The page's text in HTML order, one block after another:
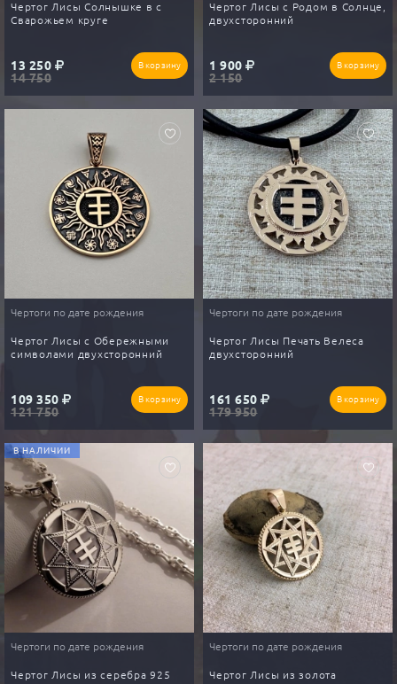
Чертог Лисы Солнышке в с
Сварожьем круге
13 250
14 750
В корзину
Чертог Лисы с Родом в Солнце,
двухсторонний
1 900
2 150
В корзину
Чертоги по дате рождения
Чертог Лисы с Обережными
символами двухсторонний
109 350
121 750
В корзину
Чертоги по дате рождения
Чертог Лисы Печать Велеса
двухсторонний
161 650
179 950
В корзину
В НАЛИЧИИ
Чертоги по дате рождения
Чертог Лисы из серебра 925
Чертоги по дате рождения
Чертог Лисы из золота